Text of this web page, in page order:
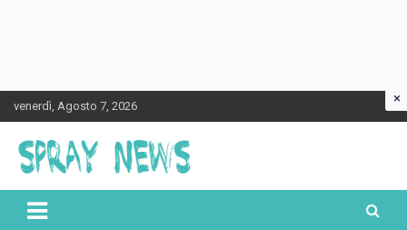
to
content
venerdì, Agosto 7, 2026
Spraynews.it
×